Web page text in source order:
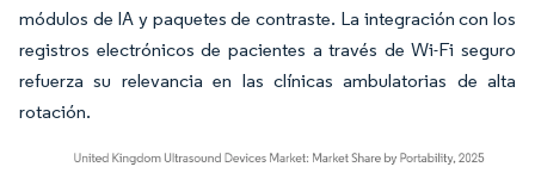
módulos de IA y paquetes de contraste. La integración con los
registros electrónicos de pacientes a través de Wi-Fi seguro
refuerza su relevancia en las clínicas ambulatorias de alta
rotación.